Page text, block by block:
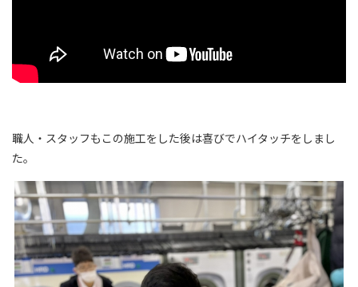
職人・スタッフもこの施工をした後は喜びでハイタッチをしまし
た。